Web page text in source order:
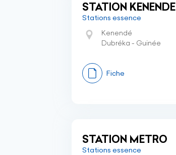
STATION KENENDE
Stations essence
Kenendé
Dubréka - Guinée
Fiche
STATION METRO
Stations essence